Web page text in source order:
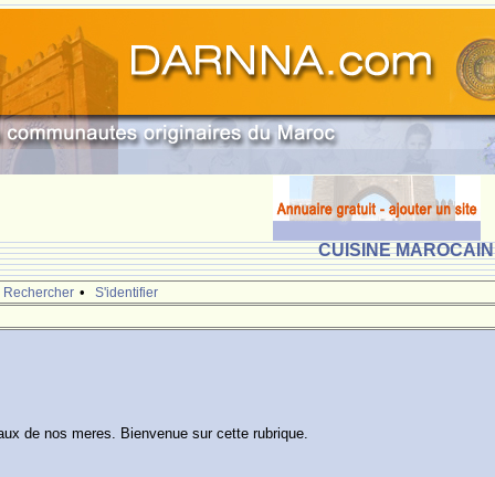
CUISINE
Rechercher • S'identifier
de nos meres. Bienvenue sur cette rubrique.